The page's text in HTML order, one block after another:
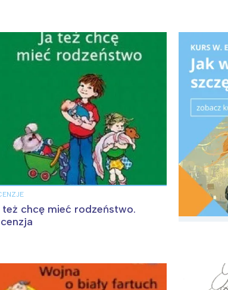
też chcę mieć rodzeństwo.
z tego regionu:
Śląsk
Kraków
Południe
Północ